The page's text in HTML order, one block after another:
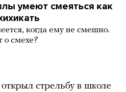
умеют смеяться как
когда ему не смешно.
о смехе?
стрельбу в школе